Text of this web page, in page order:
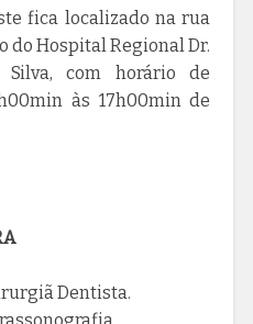
fica localizado na rua
do Hospital Regional Dr.
Silva, com horário de
às 17h00min de
Dentista.